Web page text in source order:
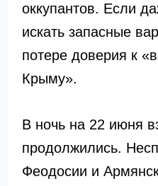
оккупантов. Если
искать запасные
потере доверия к
Крыму».
В ночь на 22 июня
продолжились.
Феодосии и